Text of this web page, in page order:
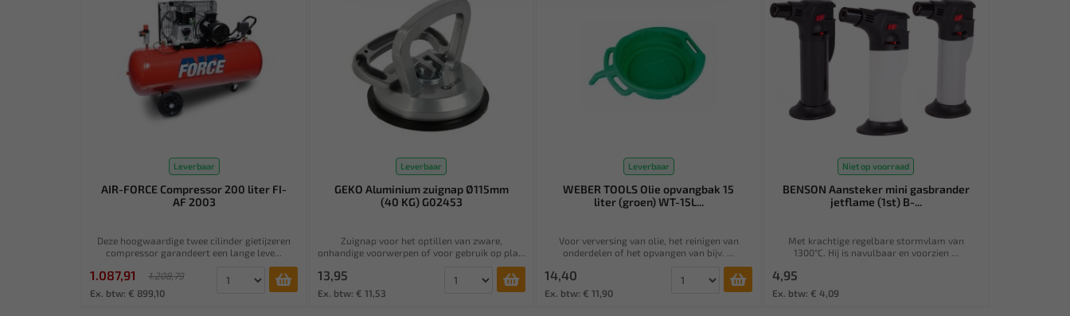
Leverbaar
AIR-FORCE Compressor 200 liter FI-
AF 2003
Deze hoogwaardige twee cilinder gietijzeren
compressor garandeert een lange leve...
1.087,91
1.208,79
Ex. btw: € 899,10
Leverbaar
GEKO Aluminium zuignap Ø115mm
(40 KG) G02453
Zuignap voor het optillen van zware,
onhandige voorwerpen of voor gebruik op pla...
13,95
Ex. btw: € 11,53
Leverbaar
WEBER TOOLS Olie opvangbak 15
liter (groen) WT-15L...
Voor verversing van olie, het reinigen van
onderdelen of het opvangen van bijv. ...
14,40
Ex. btw: € 11,90
Niet op voorraad
BENSON Aansteker mini gasbrander
jetflame (1st) B-...
Met krachtige regelbare stormvlam van
1300°C. Hij is navulbaar en voorzien ...
4,95
Ex. btw: € 4,09